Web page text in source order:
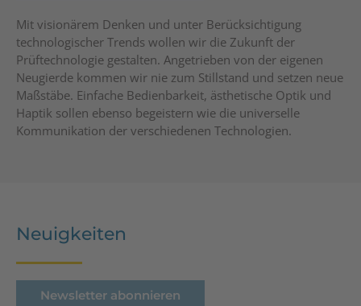
Mit visionärem Denken und unter Berücksichtigung
technologischer Trends wollen wir die Zukunft der
Prüftechnologie gestalten. Angetrieben von der eigenen
Neugierde kommen wir nie zum Stillstand und setzen neue
Maßstäbe. Einfache Bedienbarkeit, ästhetische Optik und
Haptik sollen ebenso begeistern wie die universelle
Kommunikation der verschiedenen Technologien.
Neuigkeiten
Newsletter abonnieren